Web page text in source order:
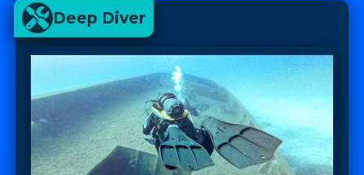
Deep Diver